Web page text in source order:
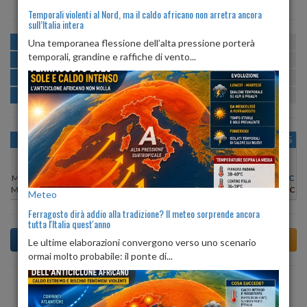
MATTINA min:22º max:29º U:
POMERIGGIO min:30º max:30º
SERA min:24º max:30º U:65% 87%
NOTTE min: 22º max:24º U:78%
OGGI
Min:
31°C
Max:32°C
LUN 10
Min:
Max:30°C
MAR 11
Min:29°C
Max:30°C
MER 12
Min:
30°C
Max:30°C
GIO 13
Max:31°C
VEN 14
Min:30°C
Max:30°C
SAB 15
29°C
Max:29°C
Previsioni del Tempo a Antonimina tra 5 giorni
Temporali violenti al Nord, ma il caldo africano non arretra ancora
sull’Italia intera
Una temporanea flessione dell’alta pressione porterà
temporali, grandine e raffiche di vento...
Meteo
Ferragosto dirà addio alla tradizione? Il meteo sorprende ancora
tutta l'Italia quest'anno
Le ultime elaborazioni convergono verso uno scenario
ormai molto probabile: il ponte di...